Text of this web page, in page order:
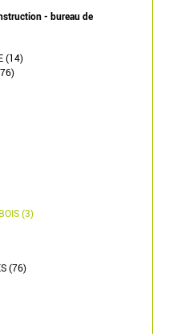
- bureau de
(14)
(3)
(76)